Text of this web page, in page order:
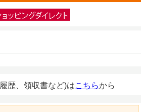
歴、領収書など)はこちらから